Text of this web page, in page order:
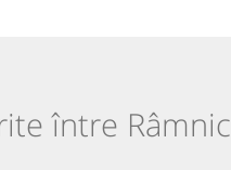
între